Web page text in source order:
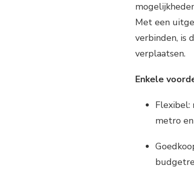
Met een
verbinden, is
verplaatsen.
Enkele
Flexibel:
metro